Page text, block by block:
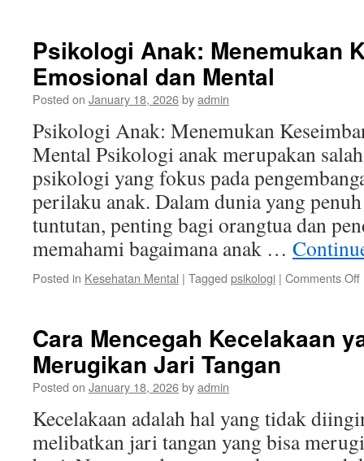
Psikologi Anak: Menemukan
Emosional dan Mental
Posted on January 18, 2026byadmin
Psikologi Anak: Menemukan
Mental Psikologi anak merupakan
psikologi yang fokus pada
perilaku anak. Dalam dunia yang
tuntutan, penting bagi orangtua dan
memahami bagaimana anak …
Posted in Kesehatan Mental | Tagged psikologi | Comments Off
Cara Mencegah Kecelakaan
Merugikan Jari Tangan
Posted on January 18, 2026byadmin
Kecelakaan adalah hal yang tidak
melibatkan jari tangan yang bisa